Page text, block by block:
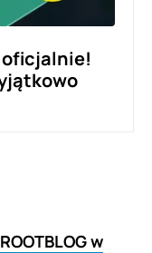
oficjalnie!
w